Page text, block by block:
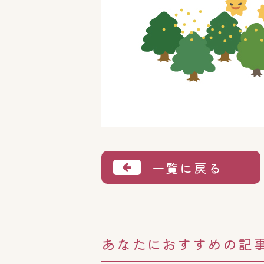
一覧に戻る
あなたにおすすめの記